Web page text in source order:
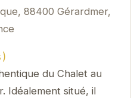
88400 Gérardmer,
du Chalet au
Idéalement situé, il